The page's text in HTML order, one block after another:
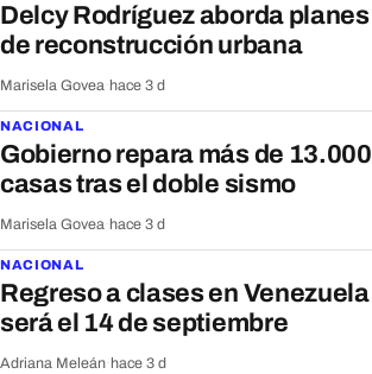
Delcy Rodríguez aborda planes
de reconstrucción urbana
Marisela Govea hace 3 d
NACIONAL
Gobierno repara más de 13.000
casas tras el doble sismo
Marisela Govea hace 3 d
NACIONAL
Regreso a clases en Venezuela
será el 14 de septiembre
Adriana Meleán hace 3 d